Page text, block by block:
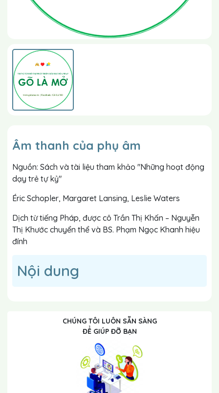
Âm thanh của phụ âm
Nguồn: Sách và tài liệu tham khảo "Những hoạt động
dạy trẻ tự kỷ"
Éric Schopler, Margaret Lansing, Leslie Waters
Dịch từ tiếng Pháp, được cô Trần Thị Khấn – Nguyễn
Thị Khước chuyển thể và BS. Phạm Ngọc Khanh hiệu
đính
Nội dung
CHÚNG TÔI LUÔN SẴN SÀNG
ĐỂ GIÚP ĐỠ BẠN